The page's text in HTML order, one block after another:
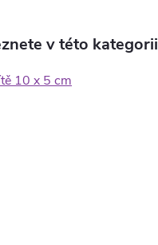
v této kategorii
10 x 5 cm